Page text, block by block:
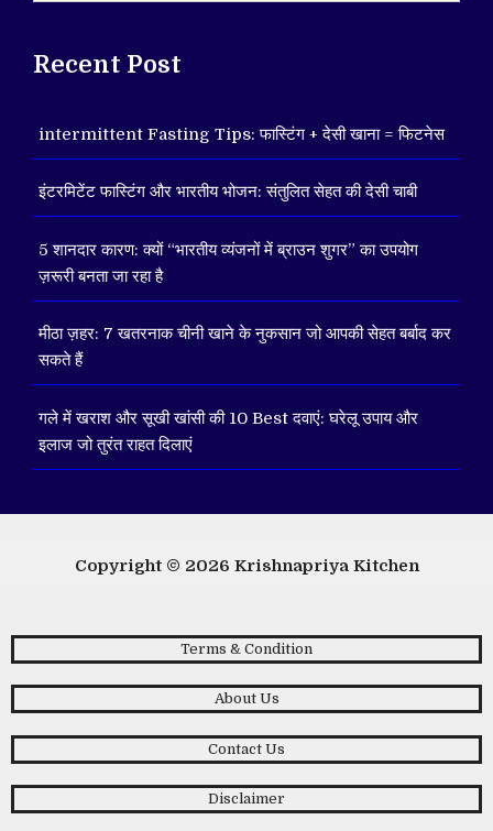
Recent Post
intermittent Fasting Tips: फास्टिंग + देसी खाना = फिटनेस
इंटरमिटेंट फास्टिंग और भारतीय भोजन: संतुलित सेहत की देसी चाबी
5 शानदार कारण: क्यों “भारतीय व्यंजनों में ब्राउन शुगर” का उपयोग
ज़रूरी बनता जा रहा है
मीठा ज़हर: 7 खतरनाक चीनी खाने के नुकसान जो आपकी सेहत बर्बाद कर
सकते हैं
गले में खराश और सूखी खांसी की 10 Best दवाएं: घरेलू उपाय और
इलाज जो तुरंत राहत दिलाएं
Copyright © 2026 Krishnapriya Kitchen
Terms & Condition
About Us
Contact Us
Disclaimer